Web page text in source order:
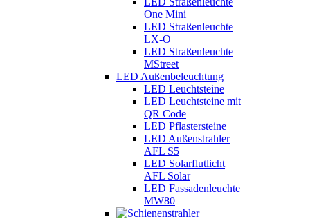
One Mini
LED Straßenleuchte
LX-O
LED Straßenleuchte
MStreet
LED Außenbeleuchtung
LED Leuchtsteine
LED Leuchtsteine mit
QR Code
LED Pflastersteine
LED Außenstrahler
AFL S5
LED Solarflutlicht
AFL Solar
LED Fassadenleuchte
MW80